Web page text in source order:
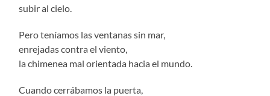
subir al cielo.
Pero teníamos las ventanas sin mar,
enrejadas contra el viento,
la chimenea mal orientada hacia el mundo.
Cuando cerrábamos la puerta,